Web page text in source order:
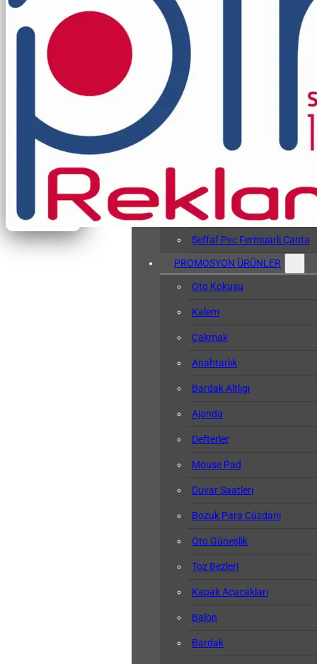
Hasta Bileklikleri
Pvc Sözlük Kabı
Şeffaf Pvc Kart Kılıfı
Şeffaf Pvc Fermuarlı Çanta
PROMOSYON ÜRÜNLER
Oto Kokusu
Kalem
Çakmak
Anahtarlık
Bardak Altlıgı
Ajanda
Defterler
Mouse Pad
Duvar Saatleri
Bozuk Para Cüzdanı
Oto Güneşlik
Toz Bezleri
Kapak Açacakları
Balon
Bardak